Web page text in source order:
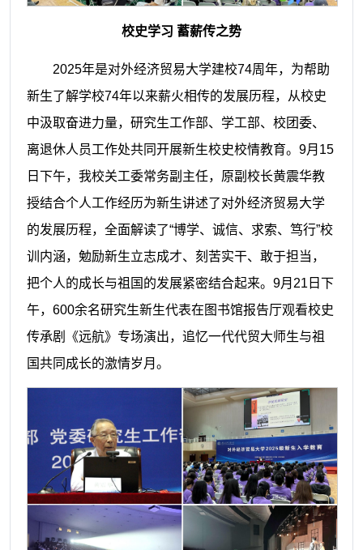
校史学习 蓄薪传之势
2025年是对外经济贸易大学建校74周年，为帮助
新生了解学校74年以来薪火相传的发展历程，从校史
中汲取奋进力量，研究生工作部、学工部、校团委、
离退休人员工作处共同开展新生校史校情教育。9月15
日下午，我校关工委常务副主任，原副校长黄震华教
授结合个人工作经历为新生讲述了对外经济贸易大学
的发展历程，全面解读了“博学、诚信、求索、笃行”校
训内涵，勉励新生立志成才、刻苦实干、敢于担当，
把个人的成长与祖国的发展紧密结合起来。9月21日下
午，600余名研究生新生代表在图书馆报告厅观看校史
传承剧《远航》专场演出，追忆一代代贸大师生与祖
国共同成长的激情岁月。